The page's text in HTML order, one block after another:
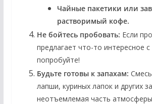
Чайные пакетики или
растворимый кофе.
Не бойтесь пробовать: Если
предлагает что-то интересное
попробуйте!
Будьте готовы к запахам:
лапши, куриных лапок и других
неотъемлемая часть